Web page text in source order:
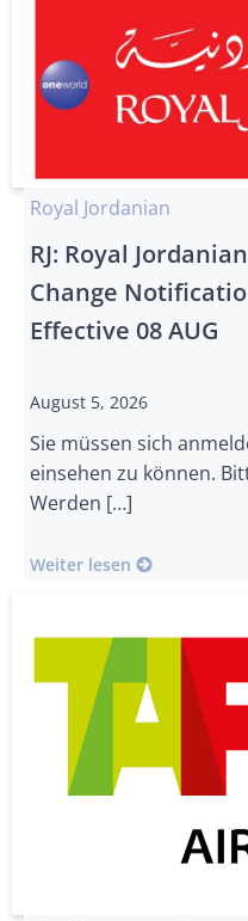
Royal Jordanian
RJ: Royal
Change
Effective 08 AUG
August 5, 2026
Sie müssen sich
einsehen zu können.
Werden […]
Weiter lesen